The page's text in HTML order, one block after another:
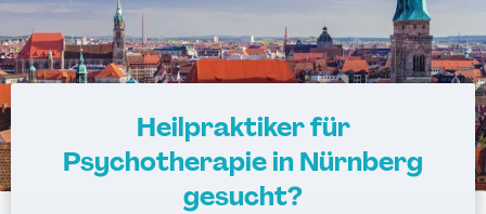
Heilpraktiker für
Psychotherapie in Nürnberg
gesucht?